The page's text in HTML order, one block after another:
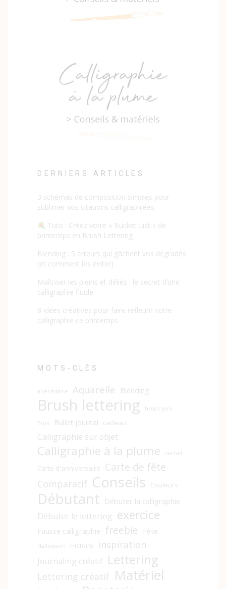
DERNIERS ARTICLES
3 schémas de composition simples pour
sublimer vos citations calligraphiées
Tuto : Créez votre « Bucket List » de
printemps en Brush Lettering
Blending : 5 erreurs qui gâchent vos dégradés
(et comment les éviter)
Maîtriser les pleins et déliés : le secret d’une
calligraphie fluide
8 idées créatives pour faire refleurir votre
calligraphie ce printemps
MOTS-CLÉS
abécédaire Aquarelle Blending
Brush lettering brush pen
Bujo Bullet journal cadeau
Calligraphie sur objet
Calligraphie à la plume carnet
Carte d'anniversaire Carte de fête
Comparatif Conseils Couleurs
Débutant Débuter la calligraphie
Débuter le lettering exercice
Fausse calligraphie freebie Fête
Halloween Histoire inspiration
Journaling créatif Lettering
Lettering créatif Matériel